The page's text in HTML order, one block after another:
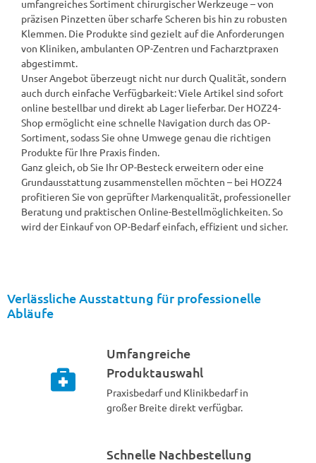
umfangreiches Sortiment chirurgischer Werkzeuge – von
präzisen Pinzetten über scharfe Scheren bis hin zu robusten
Klemmen. Die Produkte sind gezielt auf die Anforderungen
von Kliniken, ambulanten OP-Zentren und Facharztpraxen
abgestimmt.
Unser Angebot überzeugt nicht nur durch Qualität, sondern
auch durch einfache Verfügbarkeit: Viele Artikel sind sofort
online bestellbar und direkt ab Lager lieferbar. Der HOZ24-
Shop ermöglicht eine schnelle Navigation durch das OP-
Sortiment, sodass Sie ohne Umwege genau die richtigen
Produkte für Ihre Praxis finden.
Ganz gleich, ob Sie Ihr OP-Besteck erweitern oder eine
Grundausstattung zusammenstellen möchten – bei HOZ24
profitieren Sie von geprüfter Markenqualität, professioneller
Beratung und praktischen Online-Bestellmöglichkeiten. So
wird der Einkauf von OP-Bedarf einfach, effizient und sicher.
Verlässliche Ausstattung für professionelle
Abläufe
Umfangreiche
Produktauswahl
Praxisbedarf und Klinikbedarf in
großer Breite direkt verfügbar.
Schnelle Nachbestellung